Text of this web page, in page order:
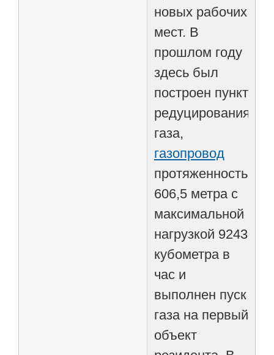
новых рабочих
мест. В
прошлом году
здесь был
построен пункт
редуцирования
газа,
газопровод
протяженностью
606,5 метра с
максимальной
нагрузкой 9243
кубометра в
час и
выполнен пуск
газа на первый
объект